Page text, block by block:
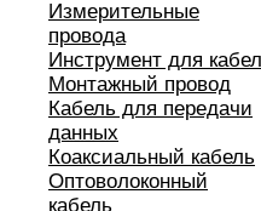
Измерительные
провода
Инструмент для
Монтажный провод
Кабель для передачи
данных
Коаксиальный кабель
Оптоволоконный
кабель